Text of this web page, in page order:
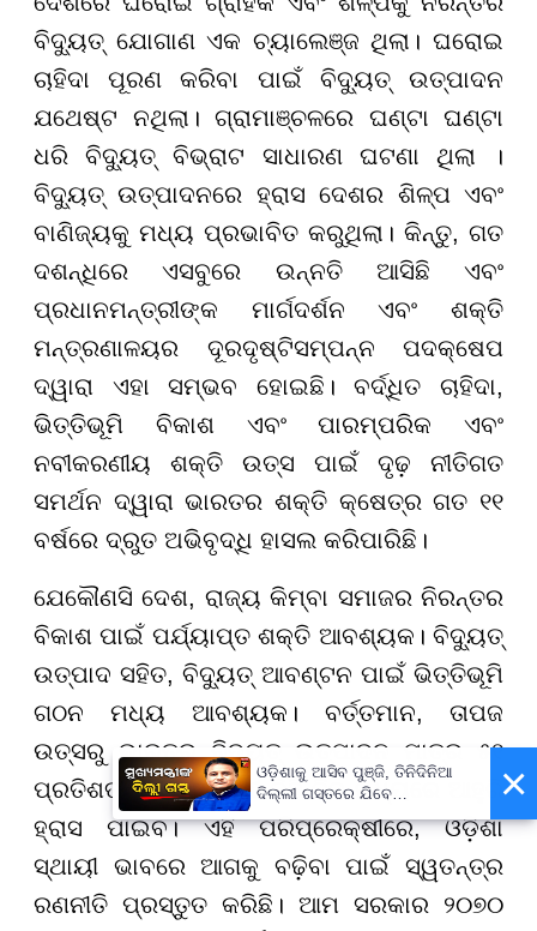
ବିଦ୍ୟୁତ୍ ଯୋଗାଣ ଏକ ଚ୍ୟାଲେଞ୍ଜ ଥିଲା। ଘରୋଇ
ଚାହିଦା ପୂରଣ କରିବା ପାଇଁ ବିଦ୍ୟୁତ୍ ଉତ୍ପାଦନ
ଯଥେଷ୍ଟ ନଥିଲା। ଗ୍ରାମାଞ୍ଚଳରେ ଘଣ୍ଟା ଘଣ୍ଟା
ଧରି ବିଦ୍ୟୁତ୍ ବିଭ୍ରାଟ ସାଧାରଣ ଘଟଣା ଥିଲା ।
ବିଦ୍ୟୁତ୍ ଉତ୍ପାଦନରେ ହ୍ରାସ ଦେଶର ଶିଳ୍ପ ଏବଂ
ବାଣିଜ୍ୟକୁ ମଧ୍ୟ ପ୍ରଭାବିତ କରୁଥିଲା। କିନ୍ତୁ, ଗତ
ଦଶନ୍ଧିରେ ଏସବୁରେ ଉନ୍ନତି ଆସିଛି ଏବଂ
ପ୍ରଧାନମନ୍ତ୍ରୀଙ୍କ ମାର୍ଗଦର୍ଶନ ଏବଂ ଶକ୍ତି
ମନ୍ତ୍ରଣାଳୟର ଦୂରଦୃଷ୍ଟିସମ୍ପନ୍ନ ପଦକ୍ଷେପ
ଦ୍ୱାରା ଏହା ସମ୍ଭବ ହୋଇଛି। ବର୍ଦ୍ଧିତ ଚାହିଦା,
ଭିତ୍ତିଭୂମି ବିକାଶ ଏବଂ ପାରମ୍ପରିକ ଏବଂ
ନବୀକରଣୀୟ ଶକ୍ତି ଉତ୍ସ ପାଇଁ ଦୃଢ଼ ନୀତିଗତ
ସମର୍ଥନ ଦ୍ୱାରା ଭାରତର ଶକ୍ତି କ୍ଷେତ୍ର ଗତ ୧୧
ବର୍ଷରେ ଦ୍ରୁତ ଅଭିବୃଦ୍ଧି ହାସଲ କରିପାରିଛି।
ଯେକୌଣସି ଦେଶ, ରାଜ୍ୟ କିମ୍ବା ସମାଜର ନିରନ୍ତର
ବିକାଶ ପାଇଁ ପର୍ଯ୍ୟାପ୍ତ ଶକ୍ତି ଆବଶ୍ୟକ। ବିଦ୍ୟୁତ୍
ଉତ୍ପାଦ ସହିତ, ବିଦ୍ୟୁତ୍ ଆବଣ୍ଟନ ପାଇଁ ଭିତ୍ତିଭୂମି
ଗଠନ ମଧ୍ୟ ଆବଶ୍ୟକ। ବର୍ତ୍ତମାନ, ତାପଜ
ଉତ୍ସରୁ ଭାରତର ବିଦ୍ୟୁତ୍ ଉତ୍ପାଦନ ମାତ୍ର ୫୧
ପ୍ରତିଶତ, ଯାହା ଆଗାମୀ କିଛି ଦିନ ମଧ୍ୟରେ ଆହୁରି
ହ୍ରାସ ପାଇବ। ଏହି ପରିପ୍ରେକ୍ଷୀରେ, ଓଡ଼ିଶା
ସ୍ଥାୟୀ ଭାବରେ ଆଗକୁ ବଢ଼ିବା ପାଇଁ ସ୍ୱତନ୍ତ୍ର
ରଣନୀତି ପ୍ରସ୍ତୁତ କରିଛି। ଆମ ସରକାର ୨୦୭୦
×
ଓଡ଼ିଶାକୁ ଆସିବ ପୁଞ୍ଜି, ତିନିଦିନିଆ
ଦିଲ୍ଲୀ ଗସ୍ତରେ ଯିବେ
ମୁଖ୍ୟମନ୍ତ୍ରୀ ମୋହନ ମାଝୀ